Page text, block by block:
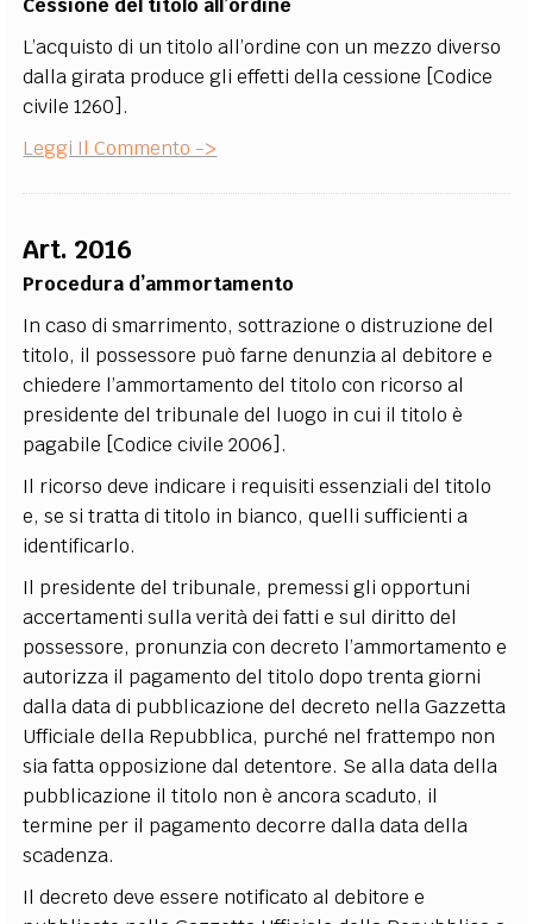
Cessione del titolo all’ordine
L’acquisto di un titolo all’ordine con un mezzo diverso
dalla girata produce gli effetti della cessione [Codice
civile 1260].
Leggi Il Commento ->
Art. 2016
Procedura d’ammortamento
In caso di smarrimento, sottrazione o distruzione del
titolo, il possessore può farne denunzia al debitore e
chiedere l’ammortamento del titolo con ricorso al
presidente del tribunale del luogo in cui il titolo è
pagabile [Codice civile 2006].
Il ricorso deve indicare i requisiti essenziali del titolo
e, se si tratta di titolo in bianco, quelli sufficienti a
identificarlo.
Il presidente del tribunale, premessi gli opportuni
accertamenti sulla verità dei fatti e sul diritto del
possessore, pronunzia con decreto l’ammortamento e
autorizza il pagamento del titolo dopo trenta giorni
dalla data di pubblicazione del decreto nella Gazzetta
Ufficiale della Repubblica, purché nel frattempo non
sia fatta opposizione dal detentore. Se alla data della
pubblicazione il titolo non è ancora scaduto, il
termine per il pagamento decorre dalla data della
scadenza.
Il decreto deve essere notificato al debitore e